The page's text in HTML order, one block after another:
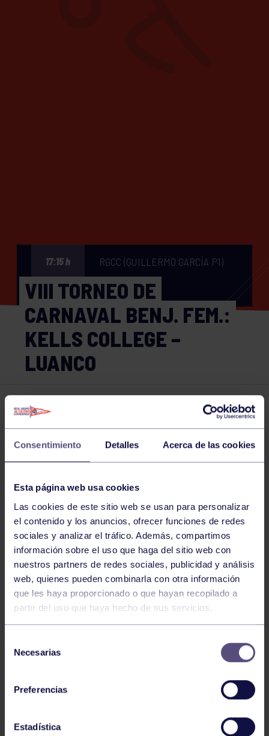
Consentimiento Detalles Acerca de las cookies
Esta página web usa cookies
Las cookies de este sitio web se usan para personalizar
el contenido y los anuncios, ofrecer funciones de redes
sociales y analizar el tráfico. Además, compartimos
información sobre el uso que haga del sitio web con
nuestros partners de redes sociales, publicidad y análisis
web, quienes pueden combinarla con otra información
que les haya proporcionado o que hayan recopilado a
partir del uso que haya hecho de sus servicios.
Necesarias
Preferencias
Estadística
17:15 h RGCC (GUILLERMO GARCÍA P1)
VIII TORNEO DE
CARNAVAL BENJ. FEM.:
KELLS COLLEGE –
LUANCO
NOTICIAS RELACIONADAS
Baloncesto 13 Abr 2026
ÚLTIMOS RESULTADOS DE LA SECCIÓN